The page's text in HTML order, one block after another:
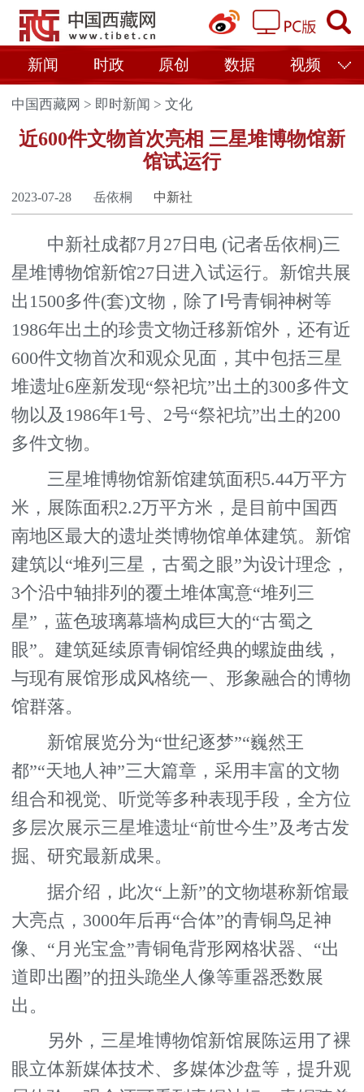
新闻 时政 原创 数据 视频
中国西藏网 > 即时新闻 >文化
近600件文物首次亮相 三星堆博物馆新
馆试运行
2023-07-28 岳依桐 中新社
中新社成都7月27日电 (记者岳依桐)三
星堆博物馆新馆27日进入试运行。新馆共展
出1500多件(套)文物，除了Ⅰ号青铜神树等
1986年出土的珍贵文物迁移新馆外，还有近
600件文物首次和观众见面，其中包括三星
堆遗址6座新发现“祭祀坑”出土的300多件文
物以及1986年1号、2号“祭祀坑”出土的200
多件文物。
三星堆博物馆新馆建筑面积5.44万平方
米，展陈面积2.2万平方米，是目前中国西
南地区最大的遗址类博物馆单体建筑。新馆
建筑以“堆列三星，古蜀之眼”为设计理念，
3个沿中轴排列的覆土堆体寓意“堆列三
星”，蓝色玻璃幕墙构成巨大的“古蜀之
眼”。建筑延续原青铜馆经典的螺旋曲线，
与现有展馆形成风格统一、形象融合的博物
馆群落。
新馆展览分为“世纪逐梦”“巍然王
都”“天地人神”三大篇章，采用丰富的文物
组合和视觉、听觉等多种表现手段，全方位
多层次展示三星堆遗址“前世今生”及考古发
掘、研究最新成果。
据介绍，此次“上新”的文物堪称新馆最
大亮点，3000年后再“合体”的青铜鸟足神
像、“月光宝盒”青铜龟背形网格状器、“出
道即出圈”的扭头跪坐人像等重器悉数展
出。
另外，三星堆博物馆新馆展陈运用了裸
眼立体新媒体技术、多媒体沙盘等，提升观